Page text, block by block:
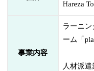
Hareza
事業内容
ラーニ
ーム「
人材派